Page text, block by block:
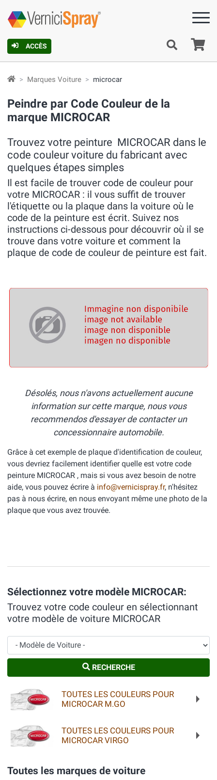
ACCÈS
Marques Voiture microcar
Peindre par Code Couleur de la
marque MICROCAR
Trouvez votre peinture MICROCAR dans le
code couleur voiture du fabricant avec
quelques étapes simples
Il est facile de trouver code de couleur pour
votre MICROCAR : il vous suffit de trouver
l'étiquette ou la plaque dans la voiture où le
code de la peinture est écrit. Suivez nos
instructions ci-dessous pour découvrir où il se
trouve dans votre voiture et comment la
plaque de code de couleur de peinture est fait.
Désolés, nous n'avons actuellement aucune
information sur cette marque, nous vous
recommendos d'essayer de contacter un
concessionnaire automobile.
Grâce à cet exemple de plaque d'identification de couleur,
vous devriez facilement identifier quelle est votre code
peinture MICROCAR , mais si vous avez besoin de notre
aide, vous pouvez écrire à info@vernicispray.fr, n'hésitez
pas à nous écrire, en nous envoyant même une photo de la
plaque que vous avez trouvée.
Sélectionnez votre modèle MICROCAR:
Trouvez votre code couleur en sélectionnant
votre modèle de voiture MICROCAR
Modèle de Voiture
RECHERCHE
TOUTES LES COULEURS POUR
MICROCAR M.GO
TOUTES LES COULEURS POUR
MICROCAR VIRGO
Toutes les marques de voiture